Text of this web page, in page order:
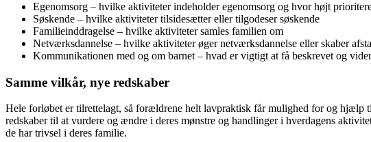
Egenomsorg – hvilke aktiviteter indeholder egenomsorg og hvor højt
Søskende – hvilke aktiviteter tilsidesætter eller tilgodeser søskende
Familieinddragelse – hvilke aktiviteter samles familien om
Netværksdannelse – hvilke aktiviteter øger netværksdannelse eller skaber
Kommunikationen med og om barnet – hvad er vigtigt at få beskrevet og
Samme vilkår, nye redskaber
Hele forløbet er tilrettelagt, så forældrene helt lavpraktisk får mulighed for og hjælp
redskaber til at vurdere og ændre i deres mønstre og handlinger i hverdagens
de har trivsel i deres familie.